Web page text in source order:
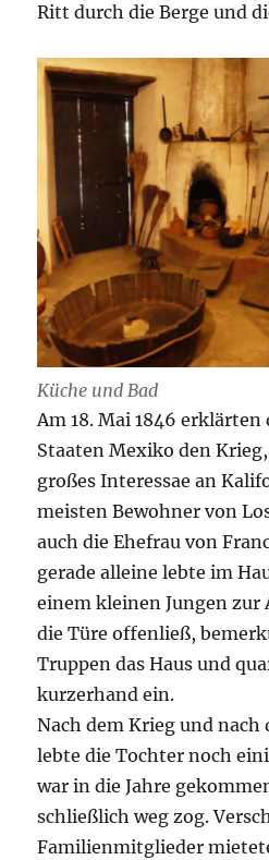
Ritt durch die Berge und
Küche und Bad
Am 18. Mai 1846
Staaten Mexiko den
großes Interessae an
meisten Bewohner von
auch die Ehefrau von
gerade alleine lebte im
einem kleinen Jungen zur
die Türe offenließ,
Truppen das Haus und
kurzerhand ein.
Nach dem Krieg und
lebte die Tochter noch
war in die Jahre
schließlich weg zog.
Familienmitglieder